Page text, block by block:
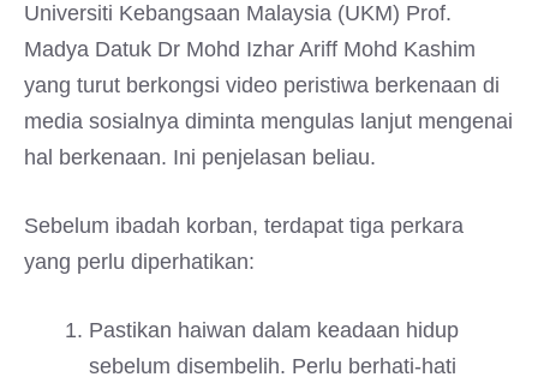
Universiti Kebangsaan Malaysia (UKM) Prof.
Madya Datuk Dr Mohd Izhar Ariff Mohd Kashim
yang turut berkongsi video peristiwa berkenaan di
media sosialnya diminta mengulas lanjut mengenai
hal berkenaan. Ini penjelasan beliau.
Sebelum ibadah korban, terdapat tiga perkara
yang perlu diperhatikan:
Pastikan haiwan dalam keadaan hidup
sebelum disembelih. Perlu berhati-hati